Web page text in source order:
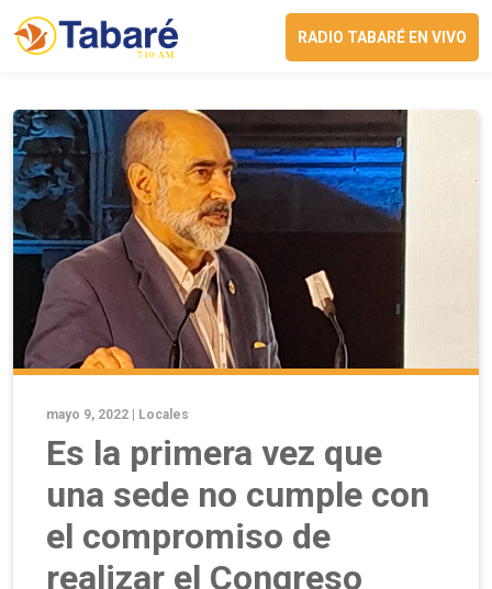
RADIO TABARÉ EN VIVO
mayo 9, 2022 | Locales
Es la primera vez que
una sede no cumple con
el compromiso de
realizar el Congreso